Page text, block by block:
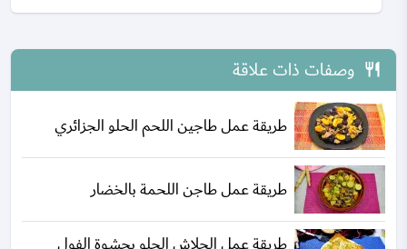
وصفات ذات علاقة
طريقة عمل طاجين اللحم الحلو الجزائري
طريقة عمل طاجن اللحمة بالخضار
طريقة عمل الجلاش الحلو بحشوة الفول